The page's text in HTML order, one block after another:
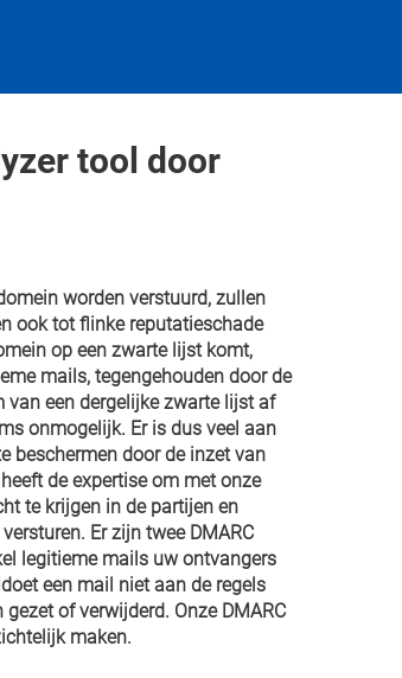
tool door
worden verstuurd, zullen
ook tot flinke reputatieschade
op een zwarte lijst komt,
mails, tegengehouden door de
een dergelijke zwarte lijst af
onmogelijk. Er is dus veel aan
beschermen door de inzet van
de expertise om met onze
te krijgen in de partijen en
Er zijn twee DMARC
legitieme mails uw ontvangers
een mail niet aan de regels
of verwijderd. Onze DMARC
maken.